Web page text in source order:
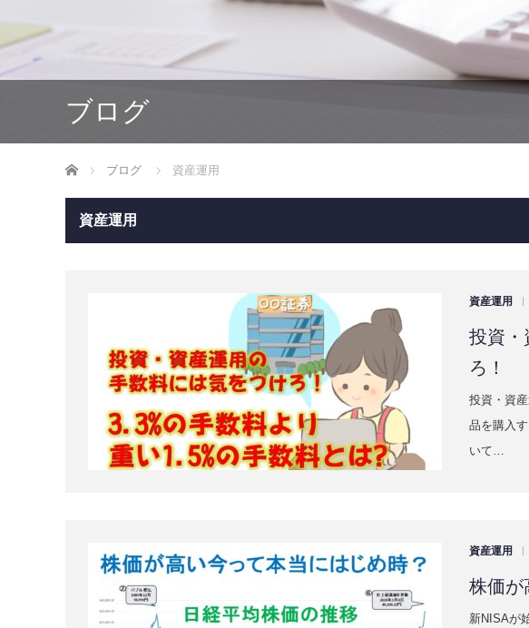
ブログ
ホーム ブログ 資産運用
資産運用
資産運用 |
投資・
ろ！
投資・資
品を購入
いて…
資産運用 |
株価が
新NISAが